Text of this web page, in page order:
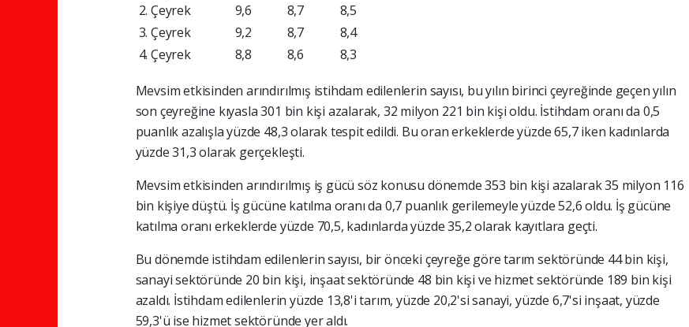
2. Çeyrek
9,6 8,7
8,5
3. Çeyrek
9,2 8,7
8,4
4. Çeyrek
8,8 8,6 8,3
Mevsim etkisinden arındırılmış istihdam edilenlerin sayısı, bu yılın birinci çeyreğinde geçen yılın
son çeyreğine kıyasla 301 bin kişi azalarak, 32 milyon 221 bin kişi oldu. İstihdam oranı da 0,5
puanlık azalışla yüzde 48,3 olarak tespit edildi. Bu oran erkeklerde yüzde 65,7 iken kadınlarda
yüzde 31,3 olarak gerçekleşti.
Mevsim etkisinden arındırılmış iş gücü söz konusu dönemde 353 bin kişi azalarak 35 milyon 116
bin kişiye düştü. İş gücüne katılma oranı da 0,7 puanlık gerilemeyle yüzde 52,6 oldu. İş gücüne
katılma oranı erkeklerde yüzde 70,5, kadınlarda yüzde 35,2 olarak kayıtlara geçti.
Bu dönemde istihdam edilenlerin sayısı, bir önceki çeyreğe göre tarım sektöründe 44 bin kişi,
sanayi sektöründe 20 bin kişi, inşaat sektöründe 48 bin kişi ve hizmet sektöründe 189 bin kişi
azaldı. İstihdam edilenlerin yüzde 13,8'i tarım, yüzde 20,2'si sanayi, yüzde 6,7'si inşaat, yüzde
59,3'ü ise hizmet sektöründe yer aldı.